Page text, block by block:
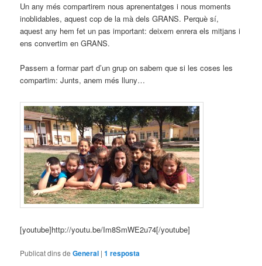
Un any més compartirem nous aprenentatges i nous moments
inoblidables, aquest cop de la mà dels GRANS. Perquè sí,
aquest any hem fet un pas important: deixem enrera els mitjans i
ens convertim en GRANS.
Passem a formar part d’un grup on sabem que si les coses les
compartim: Junts, anem més lluny…
[youtube]http://youtu.be/Im8SmWE2u74[/youtube]
Publicat dins de General |1 resposta